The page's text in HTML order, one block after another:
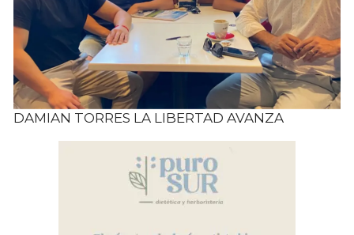
DAMIAN TORRES LA LIBERTAD AVANZA